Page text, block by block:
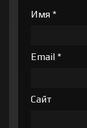
Имя *
Email *
Сайт